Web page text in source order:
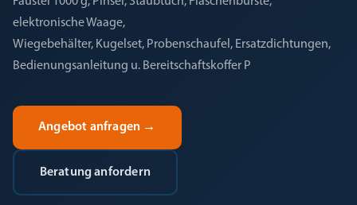
elektronische Waage,
Wiegebehälter, Kugelset, Probenschaufel, Ersatzdichtungen,
Bedienungsanleitung u. Bereitschaftskoffer P
Angebot anfragen →
Beratung anfordern